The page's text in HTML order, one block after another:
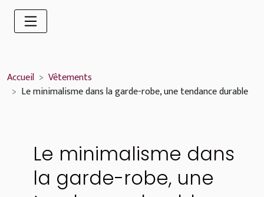
Accueil
Vêtements
Le minimalisme dans la garde-robe, une tendance durable
Le minimalisme dans
la garde-robe, une